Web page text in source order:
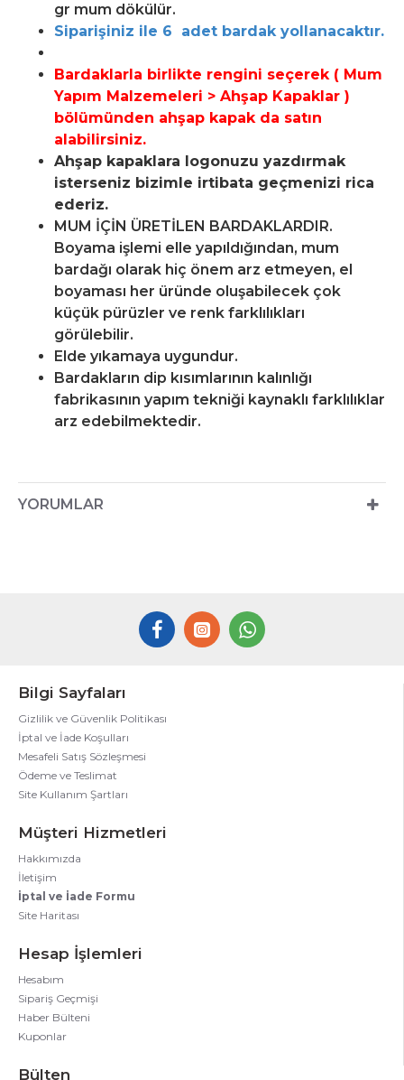
gr mum dökülür.
Siparişiniz ile 6 adet bardak yollanacaktır.
Bardaklarla birlikte rengini seçerek ( Mum
Yapım Malzemeleri > Ahşap Kapaklar )
bölümünden ahşap kapak da satın
alabilirsiniz.
Ahşap kapaklara logonuzu yazdırmak
isterseniz bizimle irtibata geçmenizi rica
ederiz.
MUM İÇİN ÜRETİLEN BARDAKLARDIR.
Boyama işlemi elle yapıldığından, mum
bardağı olarak hiç önem arz etmeyen, el
boyaması her üründe oluşabilecek çok
küçük pürüzler ve renk farklılıkları
görülebilir.
Elde yıkamaya uygundur.
Bardakların dip kısımlarının kalınlığı
fabrikasının yapım tekniği kaynaklı farklılıklar
arz edebilmektedir.
YORUMLAR
Bilgi Sayfaları
Gizlilik ve Güvenlik Politikası
İptal ve İade Koşulları
Mesafeli Satış Sözleşmesi
Ödeme ve Teslimat
Site Kullanım Şartları
Müşteri Hizmetleri
Hakkımızda
İletişim
İptal ve İade Formu
Site Haritası
Hesap İşlemleri
Hesabım
Sipariş Geçmişi
Haber Bülteni
Kuponlar
Bülten